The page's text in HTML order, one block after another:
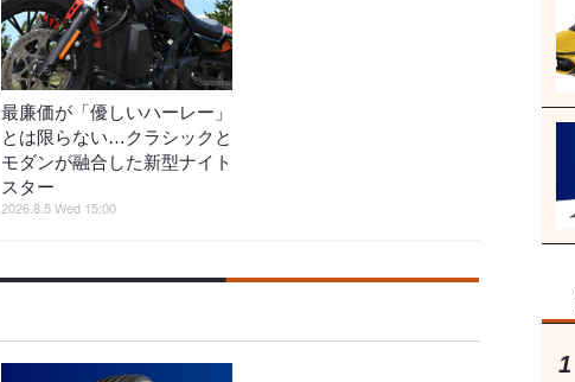
最廉価が「優しいハーレー」
とは限らない…クラシックと
モダンが融合した新型ナイト
スター
2026.8.5 Wed 15:00